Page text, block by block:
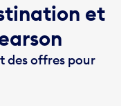
et
des offres pour